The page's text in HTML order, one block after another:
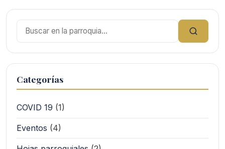
Buscar:
Categorías
COVID 19 (1)
Eventos (4)